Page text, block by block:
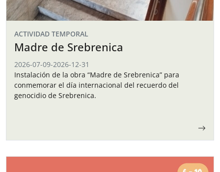
ACTIVIDAD TEMPORAL
Madre de Srebrenica
2026-07-09-2026-12-31
Instalación de la obra “Madre de Srebrenica” para
conmemorar el día internacional del recuerdo del
genocidio de Srebrenica.